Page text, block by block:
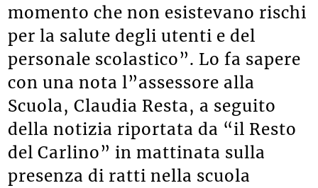
momento che non esistevano rischi
per la salute degli utenti e del
personale scolastico”. Lo fa sapere
con una nota l”assessore alla
Scuola, Claudia Resta, a seguito
della notizia riportata da “il Resto
del Carlino” in mattinata sulla
presenza di ratti nella scuola